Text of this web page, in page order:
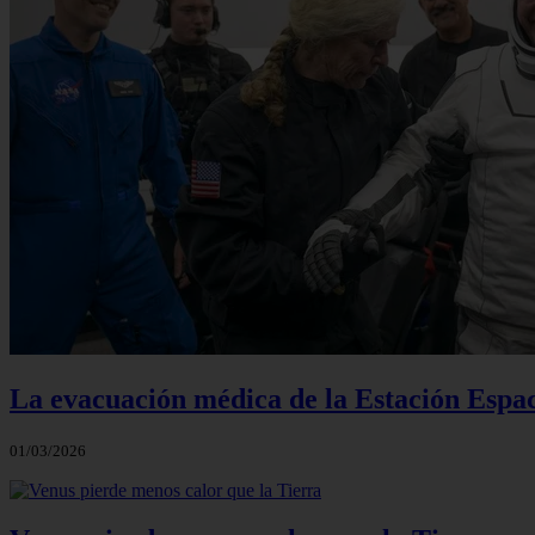
La evacuación médica de la Estación
01/03/2026